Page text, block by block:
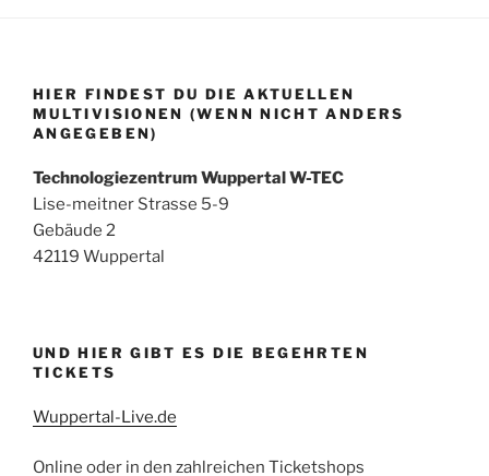
HIER FINDEST DU DIE AKTUELLEN
MULTIVISIONEN (WENN NICHT ANDERS
ANGEGEBEN)
Technologiezentrum Wuppertal W-TEC
Lise-meitner Strasse 5-9
Gebäude 2
42119 Wuppertal
UND HIER GIBT ES DIE BEGEHRTEN
TICKETS
Wuppertal-Live.de
Online oder in den zahlreichen Ticketshops